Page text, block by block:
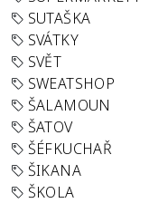
SUTAŠKA
SVÁTKY
SVĚT
SWEATSHOP
ŠALAMOUN
ŠATOV
ŠÉFKUCHAŘ
ŠIKANA
ŠKOLA